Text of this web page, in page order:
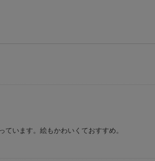
います。絵もかわいくておすすめ。